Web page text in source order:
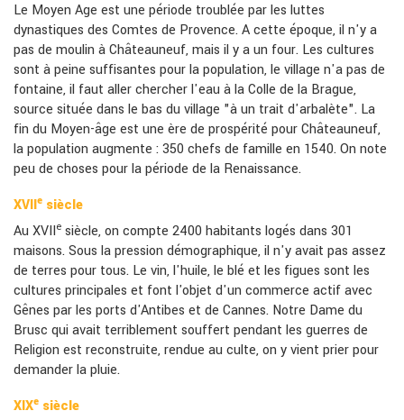
Le Moyen Age est une période troublée par les luttes
dynastiques des Comtes de Provence. A cette époque, il n'y a
pas de moulin à Châteauneuf, mais il y a un four. Les cultures
sont à peine suffisantes pour la population, le village n'a pas de
fontaine, il faut aller chercher l'eau à la Colle de la Brague,
source située dans le bas du village "à un trait d'arbalète". La
fin du Moyen-âge est une ère de prospérité pour Châteauneuf,
la population augmente : 350 chefs de famille en 1540. On note
peu de choses pour la période de la Renaissance.
XVIIe siècle
Au XVIIe siècle, on compte 2400 habitants logés dans 301
maisons. Sous la pression démographique, il n'y avait pas assez
de terres pour tous. Le vin, l'huile, le blé et les figues sont les
cultures principales et font l'objet d'un commerce actif avec
Gênes par les ports d'Antibes et de Cannes. Notre Dame du
Brusc qui avait terriblement souffert pendant les guerres de
Religion est reconstruite, rendue au culte, on y vient prier pour
demander la pluie.
XIXe siècle